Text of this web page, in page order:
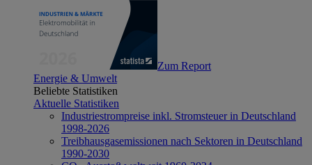
Zum Report
Energie & Umwelt
Beliebte Statistiken
Aktuelle Statistiken
Industriestrompreise inkl. Stromsteuer in Deutschland
1998-2026
Treibhausgasemissionen nach Sektoren in Deutschland
1990-2030